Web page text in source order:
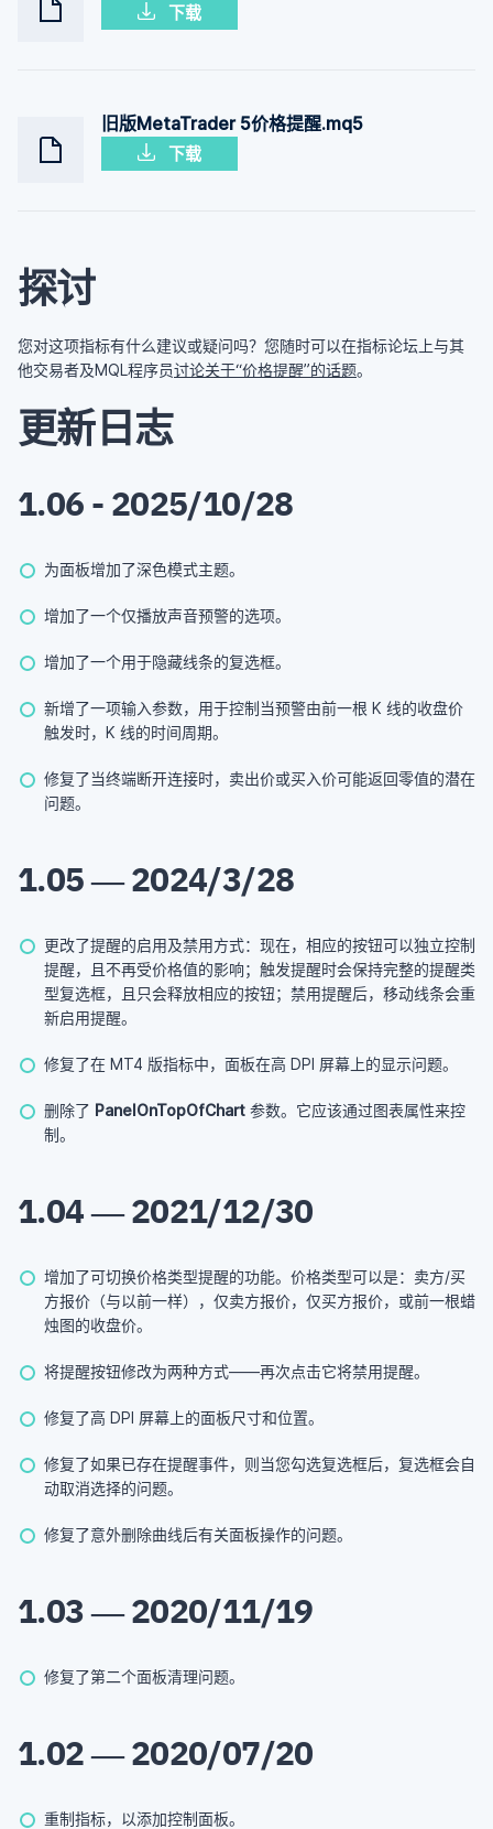
下载
旧版MetaTrader 5价格提醒.mq5
下载
探讨
您对这项指标有什么建议或疑问吗？您随时可以在指标论坛上与其
他交易者及MQL程序员讨论关于“价格提醒”的话题。
更新日志
1.06 - 2025/10/28
为面板增加了深色模式主题。
增加了一个仅播放声音预警的选项。
增加了一个用于隐藏线条的复选框。
新增了一项输入参数，用于控制当预警由前一根 K 线的收盘价
触发时，K 线的时间周期。
修复了当终端断开连接时，卖出价或买入价可能返回零值的潜在
问题。
1.05 — 2024/3/28
更改了提醒的启用及禁用方式：现在，相应的按钮可以独立控制
提醒，且不再受价格值的影响；触发提醒时会保持完整的提醒类
型复选框，且只会释放相应的按钮；禁用提醒后，移动线条会重
新启用提醒。
修复了在 MT4 版指标中，面板在高 DPI 屏幕上的显示问题。
删除了 PanelOnTopOfChart 参数。它应该通过图表属性来控
制。
1.04 — 2021/12/30
增加了可切换价格类型提醒的功能。价格类型可以是：卖方/买
方报价（与以前一样），仅卖方报价，仅买方报价，或前一根蜡
烛图的收盘价。
将提醒按钮修改为两种方式——再次点击它将禁用提醒。
修复了高 DPI 屏幕上的面板尺寸和位置。
修复了如果已存在提醒事件，则当您勾选复选框后，复选框会自
动取消选择的问题。
修复了意外删除曲线后有关面板操作的问题。
1.03 — 2020/11/19
修复了第二个面板清理问题。
1.02 — 2020/07/20
重制指标，以添加控制面板。